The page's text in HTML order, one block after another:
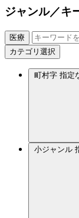
ジャンル／キ
医療
カテゴリ選択
町村字 指定
小ジャンル